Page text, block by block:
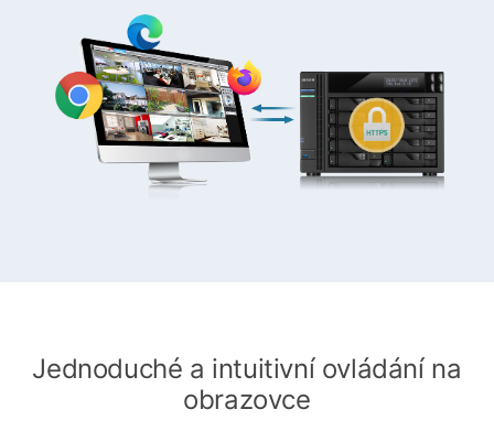
Jednoduché a intuitivní ovládání na
obrazovce